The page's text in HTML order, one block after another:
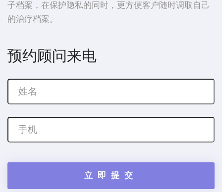
子档案，在保护隐私的同时，更方便客户随时调取自己
的治疗档案。
预约顾问来电